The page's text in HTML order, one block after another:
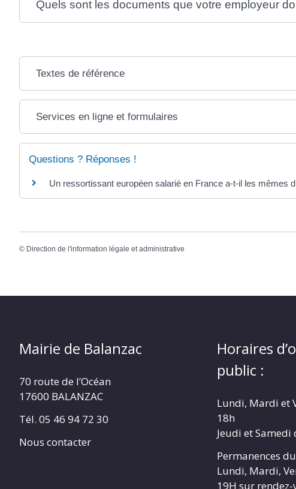
Quels sont les documents que votre employeur
Textes de référence
Services en ligne et formulaires
Questions ? Réponses !
Un ressortissant européen salarié en France a-t-il les mêmes
© Direction de l'information légale et administrative
Mairie de Balanzac
70 route de l’Océan
17600 BALANZAC
Tél. 05 46 94 72 30
Nous contacter
Horaires
public :
Lundi, Mardi et
18h
Jeudi et Samedi
Permanences
Lundi, Mardi,
19H sur rendez-